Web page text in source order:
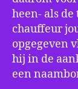
heen- als
chauffeur
opgegeven
hij in de
een